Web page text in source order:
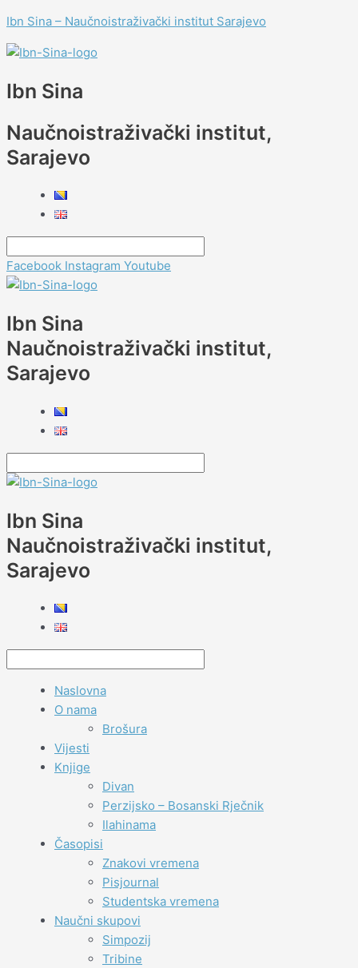
to
content
Ibn Sina – Naučnoistraživački institut Sarajevo
Ibn Sina
Naučnoistraživački institut,
Sarajevo
Facebook Instagram Youtube
Ibn Sina
Naučnoistraživački institut,
Sarajevo
Ibn Sina
Naučnoistraživački institut,
Sarajevo
Naslovna
O nama
Brošura
Vijesti
Knjige
Divan
Perzijsko – Bosanski Rječnik
Ilahinama
Časopisi
Znakovi vremena
Pisjournal
Studentska vremena
Naučni skupovi
Simpozij
Tribine
članaka
here..